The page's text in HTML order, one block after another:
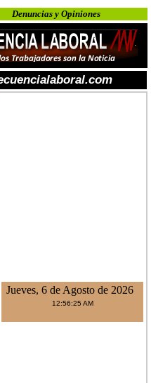
Denuncias y Opiniones
Jueves, 6 de Agosto de 2026
12:56:25 AM